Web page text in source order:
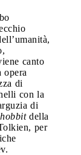
canto
opera
di
con la
di
hobbitdella
per